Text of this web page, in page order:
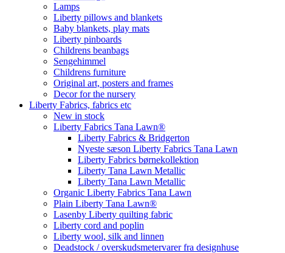
Lamps
Liberty pillows and blankets
Baby blankets, play mats
Liberty pinboards
Childrens beanbags
Sengehimmel
Childrens furniture
Original art, posters and frames
Decor for the nursery
Liberty Fabrics, fabrics etc
New in stock
Liberty Fabrics Tana Lawn®
Liberty Fabrics & Bridgerton
Nyeste sæson Liberty Fabrics Tana Lawn
Liberty Fabrics børnekollektion
Liberty Tana Lawn Metallic
Liberty Tana Lawn Metallic
Organic Liberty Fabrics Tana Lawn
Plain Liberty Tana Lawn®
Lasenby Liberty quilting fabric
Liberty cord and poplin
Liberty wool, silk and linnen
Deadstock / overskudsmetervarer fra designhuse